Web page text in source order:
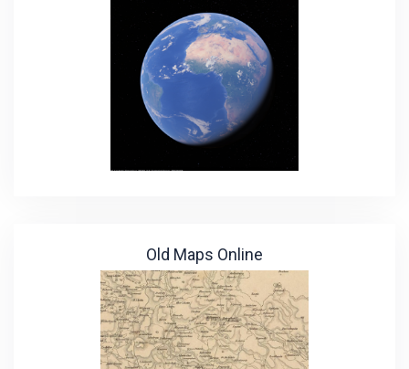
Old Maps Online